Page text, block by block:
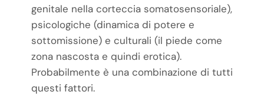
genitale nella corteccia somatosensoriale),
psicologiche (dinamica di potere e
sottomissione) e culturali (il piede come
zona nascosta e quindi erotica).
Probabilmente è una combinazione di tutti
questi fattori.